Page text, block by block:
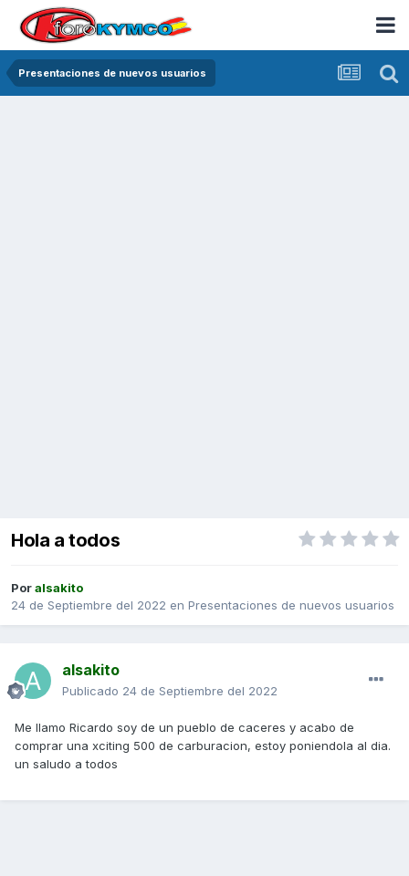
Presentaciones de nuevos usuarios
Hola a todos
Poralsakito
24 de Septiembre del 2022 en Presentaciones de nuevos usuarios
alsakito
Publicado 24 de Septiembre del 2022
Me llamo Ricardo soy de un pueblo de caceres y acabo de
comprar una xciting 500 de carburacion, estoy poniendola al dia.
un saludo a todos